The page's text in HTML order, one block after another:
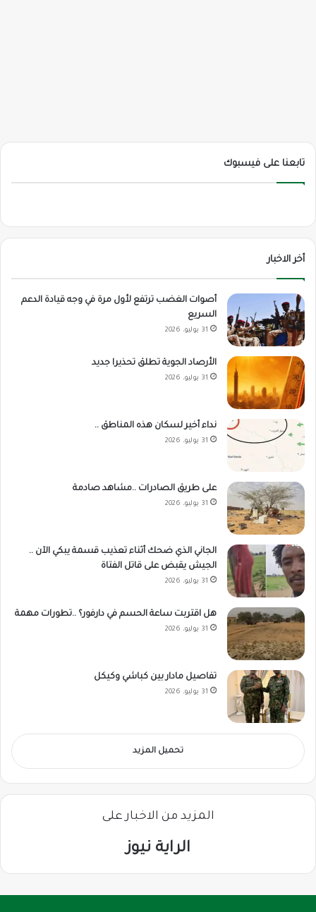
تابعنا على فيسبوك
أخر الاخبار
أصوات الغضب ترتفع لأول مرة في وجه قيادة الدعم
السريع
31 يوليو، 2026
الأرصاد الجوية تطلق تحذيرا جديد
31 يوليو، 2026
نداء أخير لسكان هذه المناطق ..
31 يوليو، 2026
على طريق الصادرات ..مشاهد صادمة
31 يوليو، 2026
الجاني الذي ضحك أثناء تعذيب قسمة يبكي الآن ..
الجيش يقبض على قاتل الفتاة
31 يوليو، 2026
هل اقتربت ساعة الحسم في دارفور؟ ..تطورات مهمة
31 يوليو، 2026
تفاصيل مادار بين كباشي وكيكل
31 يوليو، 2026
تحميل المزيد
المزيد من الاخبار على
الراية نيوز